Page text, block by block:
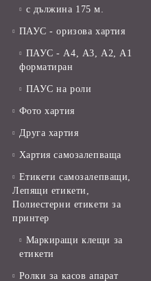
с дължина 175 м.
ПАУС - оризова хартия
ПАУС - А4, А3, А2, А1
форматиран
ПАУС на роли
Фото хартия
Друга хартия
Хартия самозалепваща
Етикети самозалепващи,
Лепящи етикети,
Полиестерни етикети за
принтер
Маркиращи клещи за
етикети
Ролки за касов апарат